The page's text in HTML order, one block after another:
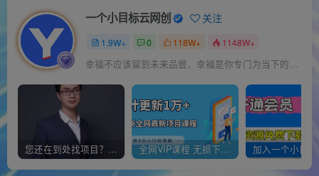
一个小目标云网创 关注
1.9W+ 0 118W+ 1148W+
幸福不应该留到未来品尝，幸福是你专门为当下的自己所准备的
您还在到处找项目？还在当韭菜？我靠经营“一个小目标网创商城”年入百W+，曾经我也负债累累! 全网VIP课程 无损下载~